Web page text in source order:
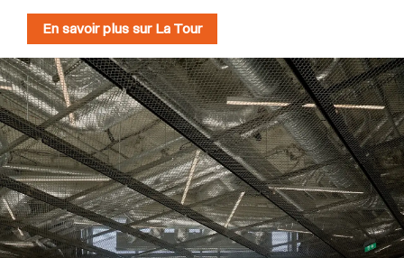
En savoir plus sur La Tour